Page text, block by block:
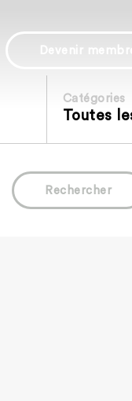
Devenir
Catégories
Toutes
Rechercher